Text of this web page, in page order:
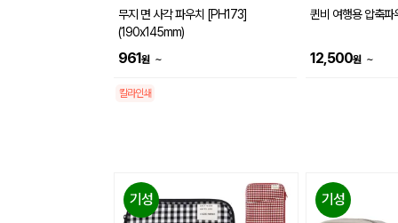
무지 면 사각 파우치 [PH173]
(190x145mm)
961원 ~
칼라인쇄
퀸비 여행용 압축파
12,500원 ~
기성 기성